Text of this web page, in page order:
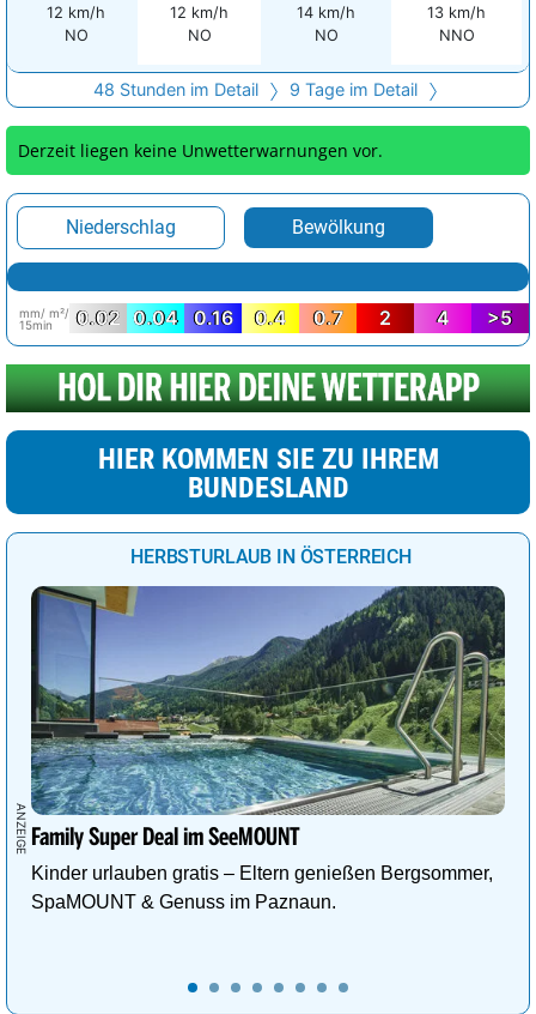
12 km/h
NO
12 km/h
NO
14 km/h
NO
13 km/h
NNO
48 Stunden im Detail 9 Tage im Detail
Derzeit liegen keine Unwetterwarnungen vor.
Niederschlag Bewölkung
mm/ m²/
15min
0.02 0.04 0.16 0.4 0.7 2 4 >5
HIER KOMMEN SIE ZU IHREM
BUNDESLAND
HERBSTURLAUB IN ÖSTERREICH
Family Super Deal im SeeMOUNT
Kinder urlauben gratis – Eltern genießen Bergsommer,
SpaMOUNT & Genuss im Paznaun.